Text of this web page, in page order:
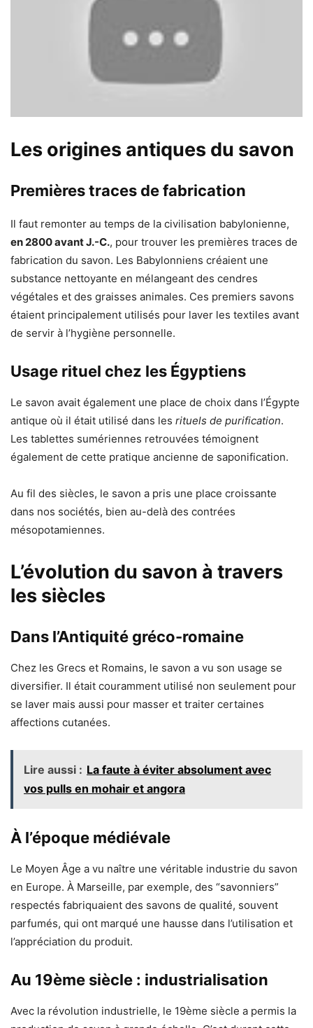
Les origines antiques du savon
Premières traces de fabrication
Il faut remonter au temps de la civilisation babylonienne,
en 2800 avant J.-C., pour trouver les premières traces de
fabrication du savon. Les Babylonniens créaient une
substance nettoyante en mélangeant des cendres
végétales et des graisses animales. Ces premiers savons
étaient principalement utilisés pour laver les textiles avant
de servir à l’hygiène personnelle.
Usage rituel chez les Égyptiens
Le savon avait également une place de choix dans l’Égypte
antique où il était utilisé dans les rituels de purification.
Les tablettes sumériennes retrouvées témoignent
également de cette pratique ancienne de saponification.
Au fil des siècles, le savon a pris une place croissante
dans nos sociétés, bien au-delà des contrées
mésopotamiennes.
L’évolution du savon à travers
les siècles
Dans l’Antiquité gréco-romaine
Chez les Grecs et Romains, le savon a vu son usage se
diversifier. Il était couramment utilisé non seulement pour
se laver mais aussi pour masser et traiter certaines
affections cutanées.
Lire aussi : La faute à éviter absolument avec
vos pulls en mohair et angora
À l’époque médiévale
Le Moyen Âge a vu naître une véritable industrie du savon
en Europe. À Marseille, par exemple, des “savonniers”
respectés fabriquaient des savons de qualité, souvent
parfumés, qui ont marqué une hausse dans l’utilisation et
l’appréciation du produit.
Au 19ème siècle : industrialisation
Avec la révolution industrielle, le 19ème siècle a permis la